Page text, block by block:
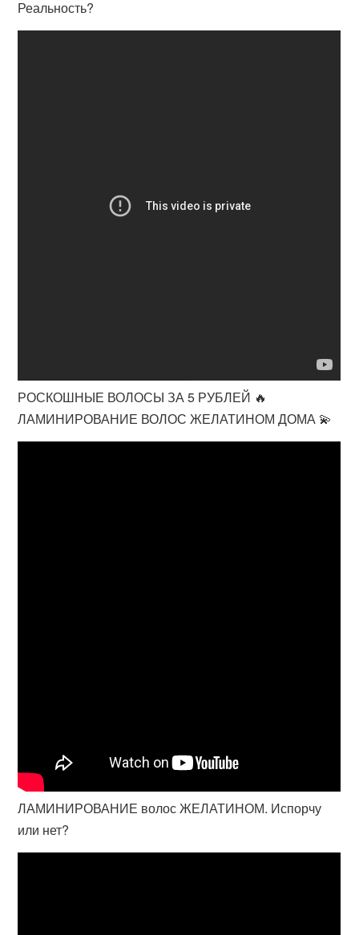
Реальность?
РОСКОШНЫЕ ВОЛОСЫ ЗА 5 РУБЛЕЙ 🔥
ЛАМИНИРОВАНИЕ ВОЛОС ЖЕЛАТИНОМ ДОМА 💫
ЛАМИНИРОВАНИЕ волос ЖЕЛАТИНОМ. Испорчу
или нет?